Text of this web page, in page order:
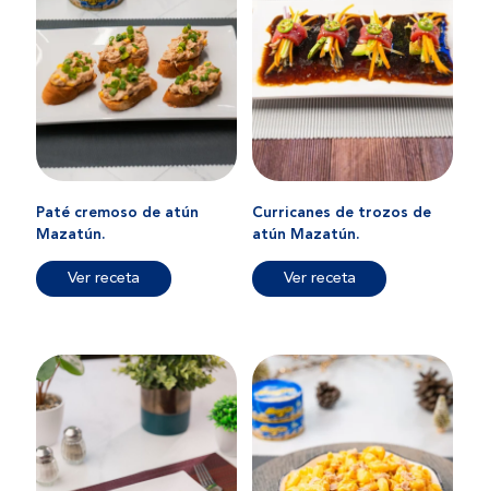
Paté cremoso de atún
Mazatún.
Ver receta
Curricanes de trozos de
atún Mazatún.
Ver receta